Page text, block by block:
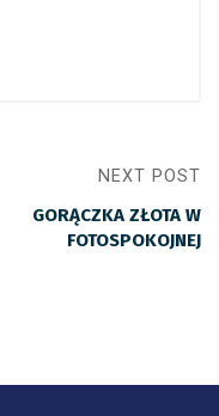
NEXT POST
GORĄCZKA ZŁOTA W
FOTOSPOKOJNEJ